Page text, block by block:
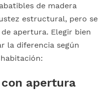
de madera
estructural, pero se
apertura. Elegir bien
la diferencia según
apertura